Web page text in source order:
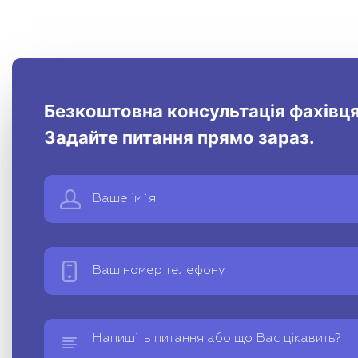
Безкоштовна консультація
Задайте питання прямо зараз.